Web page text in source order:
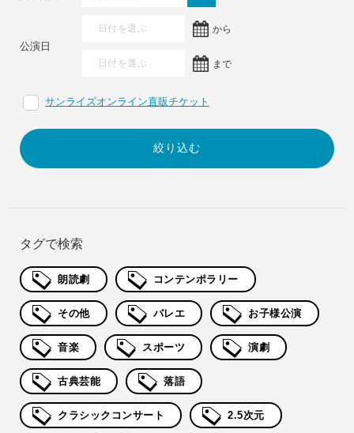
公演日
から
まで
サンライズオンライン直販チケット
タグで検索
朗読劇 コンテンポラリー
その他 バレエ お子様公演
音楽 スポーツ 演劇
古典芸能 落語
クラシックコンサート 2.5次元